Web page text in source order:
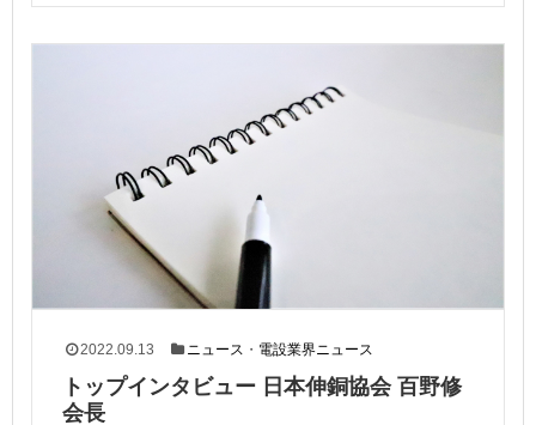
2022.09.13 ニュース ・ 電設業界ニュース
トップインタビュー 日本伸銅協会 百野修
会長